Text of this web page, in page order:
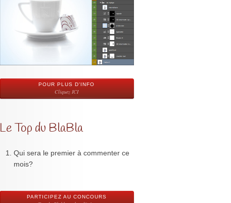
POUR PLUS D'INFO
Cliquez ICI
Le Top du BlaBla
Qui sera le premier à commenter ce
mois?
PARTICIPEZ AU CONCOURS